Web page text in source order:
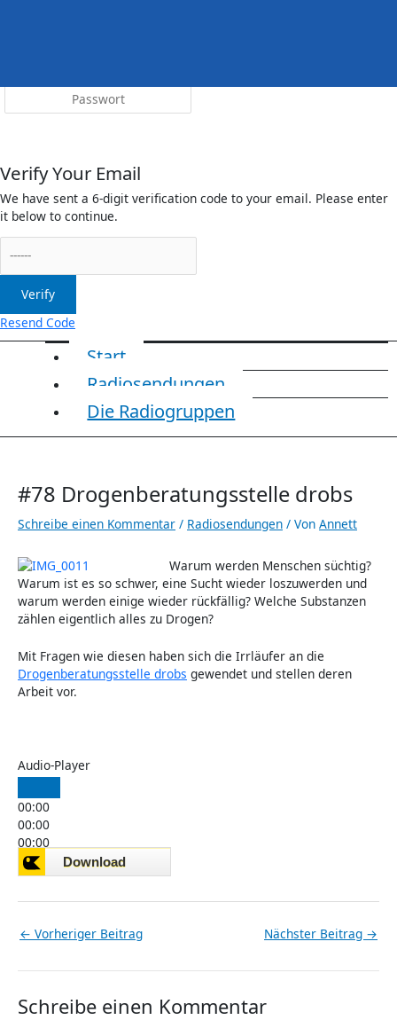
Verify Your Email
We have sent a 6-digit verification code to your email. Please enter
it below to continue.
Verify
Resend Code
Start
Radiosendungen
Die Radiogruppen
#78 Drogenberatungsstelle drobs
Schreibe einen Kommentar / Radiosendungen / Von Annett
Warum werden Menschen süchtig?
Warum ist es so schwer, eine Sucht wieder loszuwerden und
warum werden einige wieder rückfällig? Welche Substanzen
zählen eigentlich alles zu Drogen?
Mit Fragen wie diesen haben sich die Irrläufer an die
Drogenberatungsstelle drobs gewendet und stellen deren
Arbeit vor.
Audio-Player
00:00
00:00
00:00
← Vorheriger Beitrag Nächster Beitrag →
Schreibe einen Kommentar